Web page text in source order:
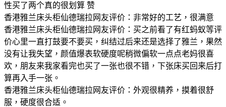
性买了两个真的很划算 赞
香港雅兰床头柜仙德瑞拉网友评价：非常好的工艺，很满意
香港雅兰床头柜仙德瑞拉网友评价：买之前看了有红蚂蚁等评
价心里一直打鼓要不要买，纠结过后来还是选择了雅兰，果然
没有让我失望，颜值爆表软硬度呢稍微偏软一点点老妈很喜
欢，朋友来我家看完也买了一张也很不错，下张床买回来后打
算再入手一张。
香港雅兰床头柜仙德瑞拉网友评价：外观很精养，摸着很舒
服，硬度很合适。